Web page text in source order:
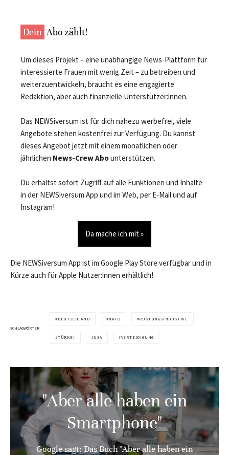
Dein Abo zählt!
Um dieses Projekt – eine unabhängige News-Plattform für
interessierte Frauen mit wenig Zeit – zu betreiben und
weiterzuentwickeln, braucht es eine engagierte
Redaktion, aber auch finanzielle Unterstützer:innen.
Das NEWSiversum ist für dich nahezu werbefrei, viele
Angebote stehen kostenfrei zur Verfügung. Du kannst
dieses Angebot jetzt mit einem monatlichen oder
jährlichen News-Crew Abounterstützen.
Du erhältst sofort Zugriff auf alle Funktionen und Inhalte
in der NEWSiversum App und im Web, per E-Mail und auf
Instagram!
Da mache ich mit »
Die NEWSiversum App ist im Google Play Store verfügbar und in
Kürze auch für Apple Nutzer:innen erhältlich!
SCHLAGWÖRTER
DEUTSCHLAND NATO RÜSTUNGSINDUSTRIE
TÜRKEI USA VERTEIDIGUNG
"Aber alle haben ein
Smartphone"
Google sagt: Das Buch "Aber alle haben ein